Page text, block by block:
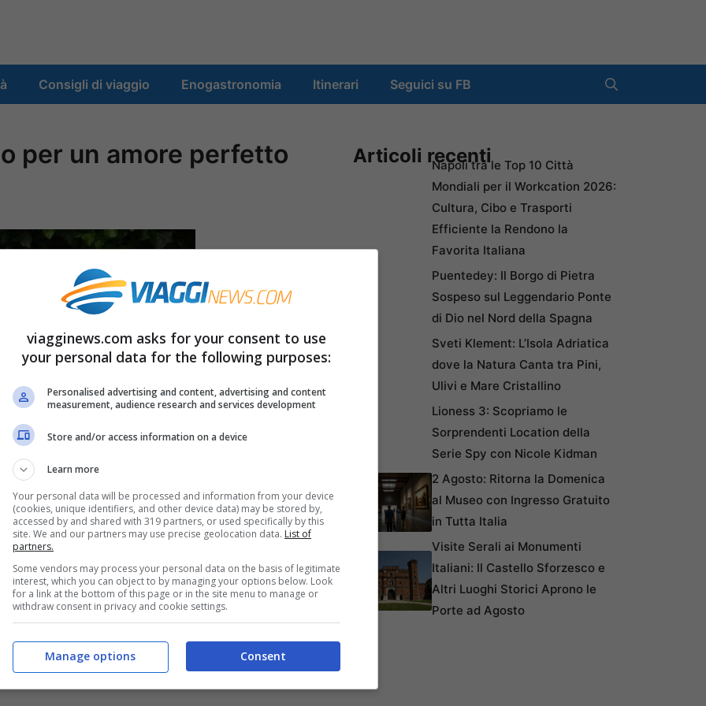
Consigli di viaggio Enogastronomia Itinerari Seguici su FB
per un amore perfetto
strada per gli innamorati più famosa d’Italia.
il panorama è mozzafiato con la vista
Articoli recentiNapoli tra le Top 10 Città
Mondiali per il Workcation 2026:
Cultura, Cibo e Trasporti
Efficiente la Rendono la
Favorita Italiana
Puentedey: Il Borgo di Pietra
Sospeso sul Leggendario Ponte
di Dio nel Nord della Spagna
Sveti Klement: L’Isola Adriatica
dove la Natura Canta tra Pini,
Ulivi e Mare Cristallino
Lioness 3: Scopriamo le
Sorprendenti Location della
Serie Spy con Nicole Kidman
2 Agosto: Ritorna la Domenica
al Museo con Ingresso Gratuito
in Tutta Italia
Visite Serali ai Monumenti
Italiani: Il Castello Sforzesco e
Altri Luoghi Storici Aprono le
Porte ad Agosto
viagginews.com asks for your consent to use
your personal data for the following purposes:
Personalised advertising and content, advertising and content
measurement, audience research and services development
Store and/or access information on a device
Learn more
Your personal data will be processed and information from your device
(cookies, unique identifiers, and other device data) may be stored by,
accessed by and shared with 319 partners, or used specifically by this
site. We and our partners may use precise geolocation data. List of
partners.
Some vendors may process your personal data on the basis of legitimate
interest, which you can object to by managing your options below. Look
for a link at the bottom of this page or in the site menu to manage or
withdraw consent in privacy and cookie settings.
Consent
Manage options